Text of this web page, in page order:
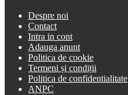
Despre noi
Contact
Intra in cont
Adauga anunt
Politica de cookie
Termeni și condiții
Politica de confidentialitate
ANPC